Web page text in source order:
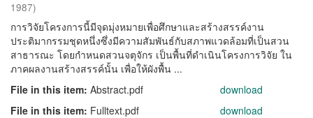
1987)
การวิจัยโครงการนี้มีจุดมุ่งหมายเพื่อศึกษาและสร้างสรรค์งาน
ประติมากรรมชุดหนึ่งซึ่งมีความสัมพันธ์กับสภาพแวดล้อมที่เป็นสวน
สาธารณะ โดยกำหนดสวนจตุจักร เป็นพื้นที่ดำเนินโครงการวิจัย ใน
ภาคผลงานสร้างสรรค์นั้น เพื่อให้ผังพื้น ...
File in this item: Abstract.pdf
download
File in this item: Fulltext.pdf download